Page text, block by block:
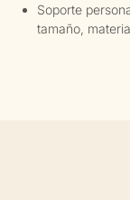
Soporte
tamaño,